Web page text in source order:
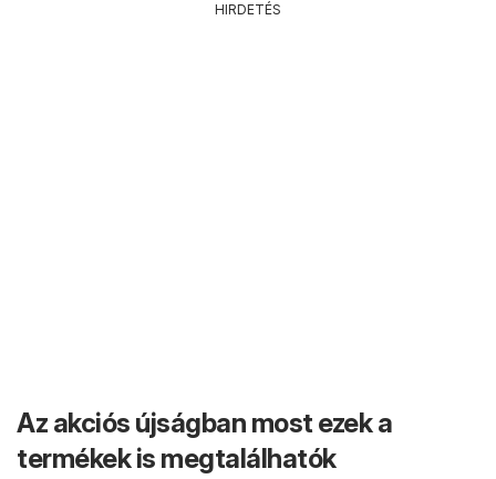
HIRDETÉS
Az akciós újságban most ezek a
termékek is megtalálhatók